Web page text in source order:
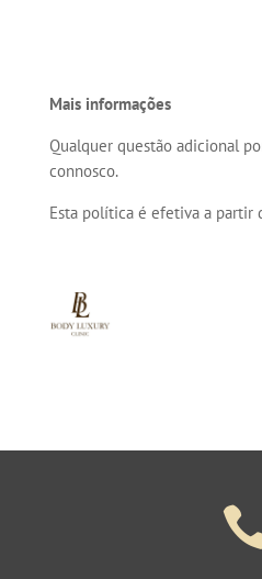
Mais informações
Qualquer questão adicional
connosco.
Esta política é efetiva a partir